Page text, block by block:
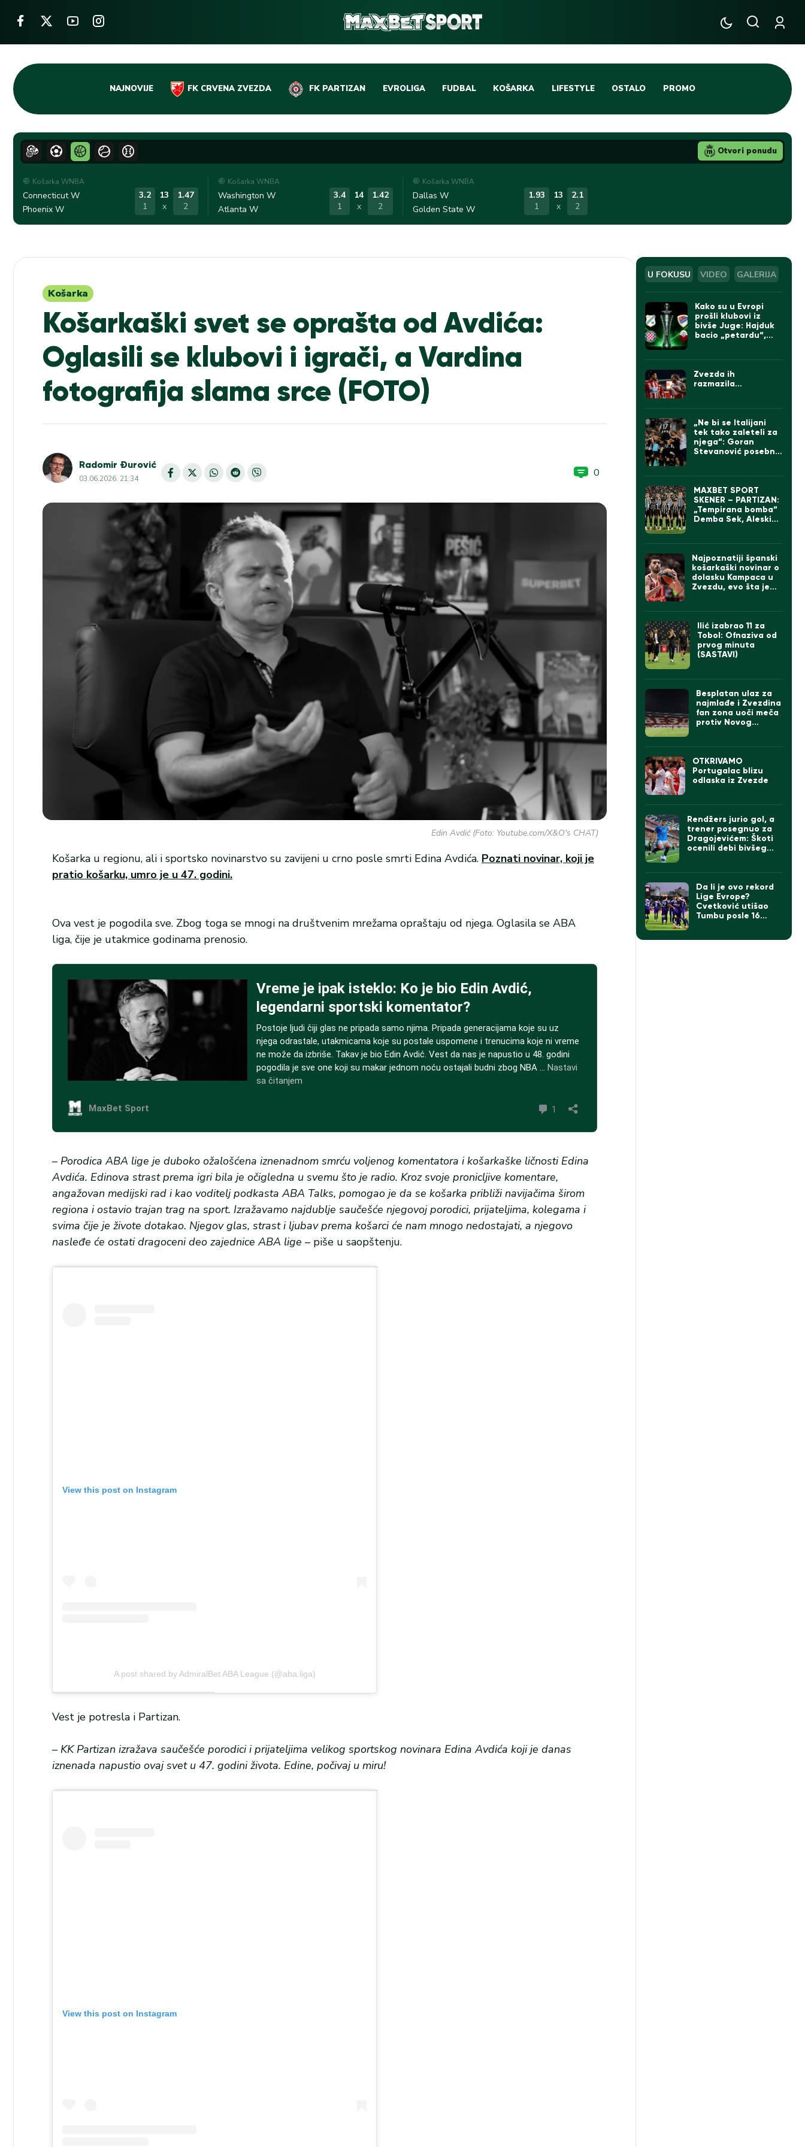
Skip
content
NAJNOVIJE FK CRVENA ZVEZDA FK PARTIZAN EVROLIGA FUDBAL
DOMAĆI FUDBAL
LIGE PETICE
OSTALE LIGE
KOŠARKA
EVROLIGA
ABA LIGA
REPREZENTATIVNA KOŠARKA
LIFESTYLE OSTALO
TENIS
TIFO SCENA
PROMO
Košarka WNBA
Connecticut W
Phoenix W
3.2
1
13
x
1.47
2
Košarka WNBA
Washington W
Atlanta W
3.4
1
14
x
1.42
2
Košarka WNBA
Dallas W
Golden State W
1.93
1
13
x
2.1
2
Otvori ponudu
Košarka
Košarkaški svet se oprašta od Avdića:
Oglasili se klubovi i igrači, a Vardina
fotografija slama srce (FOTO)
Radomir Đurović
03.06.2026. 21:34 0
Edin Avdić (Foto: Youtube.com/X&O's CHAT)
Košarka u regionu, ali i sportsko novinarstvo su zavijeni u crno posle smrti Edina Avdića. Poznati novinar, koji je
pratio košarku, umro je u 47. godini.
Ova vest je pogodila sve. Zbog toga se mnogi na društvenim mrežama opraštaju od njega. Oglasila se ABA
liga, čije je utakmice godinama prenosio.
– Porodica ABA lige je duboko ožalošćena iznenadnom smrću voljenog komentatora i košarkaške ličnosti Edina
Avdića. Edinova strast prema igri bila je očigledna u svemu što je radio. Kroz svoje pronicljive komentare,
angažovan medijski rad i kao voditelj podkasta ABA Talks, pomogao je da se košarka približi navijačima širom
regiona i ostavio trajan trag na sport. Izražavamo najdublje saučešće njegovoj porodici, prijateljima, kolegama i
svima čije je živote dotakao. Njegov glas, strast i ljubav prema košarci će nam mnogo nedostajati, a njegovo
nasleđe će ostati dragoceni deo zajednice ABA lige – piše u saopštenju.
View this post on Instagram
A post shared by AdmiralBet ABA League (@aba.liga)
Vest je potresla i Partizan.
– KK Partizan izražava saučešće porodici i prijateljima velikog sportskog novinara Edina Avdića koji je danas
iznenada napustio ovaj svet u 47. godini života. Edine, počivaj u miru!
View this post on Instagram
U FOKUSU VIDEO GALERIJA
Kako su u Evropi
prošli klubovi iz
bivše Juge: Hajduk
bacio „petardu“,
Zvezda ih
razmazila…
„Ne bi se Italijani
tek tako zaleteli za
njega“: Goran
Stevanović posebno
MAXBET SPORT
SKENER – PARTIZAN:
„Tempirana bomba“
Demba Sek, Aleskić
Najpoznatiji španski
košarkaški novinar o
dolasku Kampaca u
Zvezdu, evo šta je
Ilić izabrao 11 za
Tobol: Ofnaziva od
prvog minuta
(SASTAVI)
Besplatan ulaz za
najmlađe i Zvezdina
fan zona uoči meča
protiv Novog
OTKRIVAMO
Portugalac blizu
odlaska iz Zvezde
Rendžers jurio gol, a
trener posegnuo za
Dragojevićem: Škoti
ocenili debi bivšeg
Da li je ovo rekord
Lige Evrope?
Cvetković utišao
Tumbu posle 16